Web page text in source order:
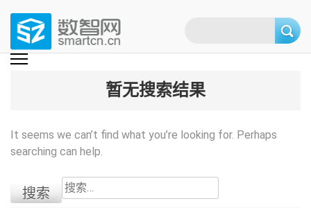
content
(Press
数智网
智能家居第一资讯门户 | 智能家居系统，智能家居产品，智能家居解决方
暂无搜索结果
It seems we can’t find what you’re looking for. Perhaps
searching can help.
搜
索：